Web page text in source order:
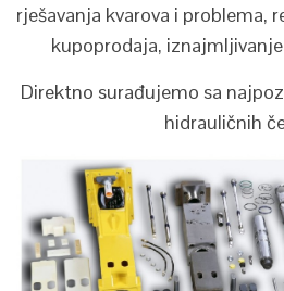
rješavanja kvarova i problema,
kupoprodaja,
Direktno surađujemo sa
hidrauličnih